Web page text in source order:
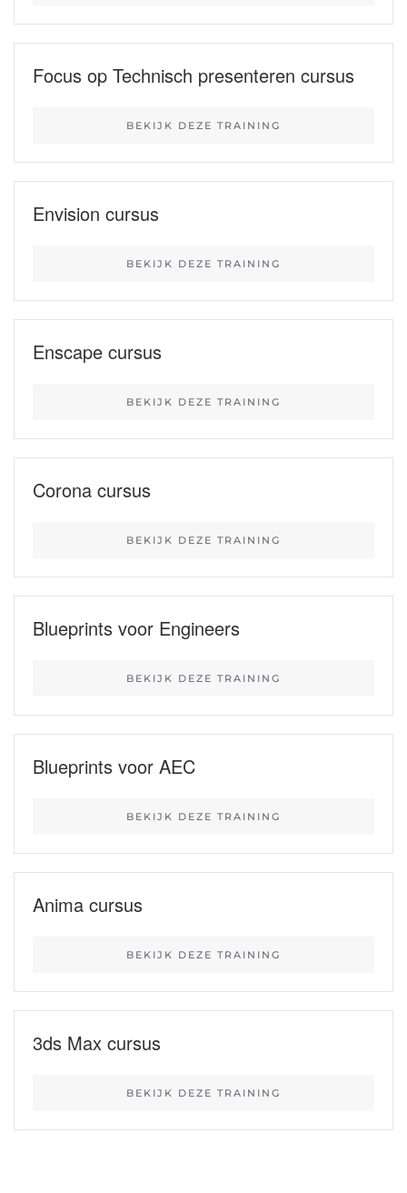
Focus op Technisch presenteren cursus
BEKIJK DEZE TRAINING
Envision cursus
BEKIJK DEZE TRAINING
Enscape cursus
BEKIJK DEZE TRAINING
Corona cursus
BEKIJK DEZE TRAINING
Blueprints voor Engineers
BEKIJK DEZE TRAINING
Blueprints voor AEC
BEKIJK DEZE TRAINING
Anima cursus
BEKIJK DEZE TRAINING
3ds Max cursus
BEKIJK DEZE TRAINING